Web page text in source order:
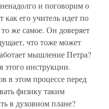
и поговорим о
его учитель идет по
же самое. Он доверяет
что тоже может
мышление Петра?
этого инструкции.
в этом процессе перед
физику таким
в духовном плане?